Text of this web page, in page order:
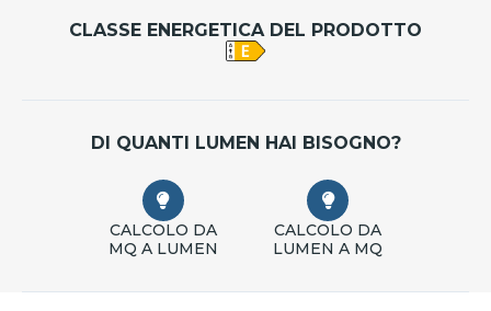
CLASSE ENERGETICA DEL PRODOTTO
DI QUANTI LUMEN HAI BISOGNO?
CALCOLO DA
MQ A LUMEN
CALCOLO DA
LUMEN A MQ